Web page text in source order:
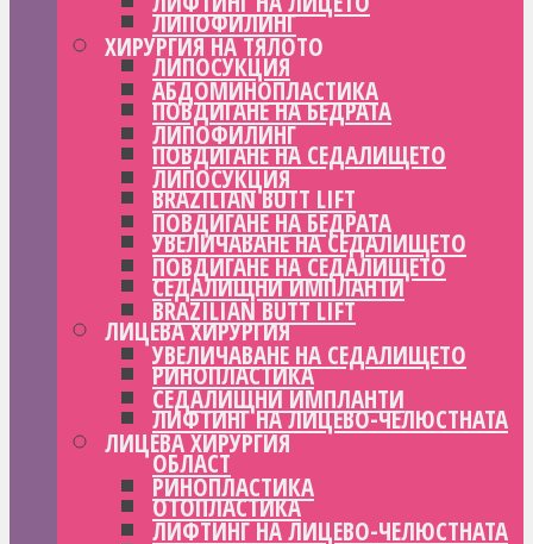
ЛИПОФИЛИНГ
ЛИПОСУКЦИЯ
ПОВДИГАНЕ НА БЕДРАТА
ПОВДИГАНЕ НА СЕДАЛИЩЕТО
BRAZILIAN BUTT LIFT
УВЕЛИЧАВАНЕ НА СЕДАЛИЩЕТО
СЕДАЛИЩНИ ИМПЛАНТИ
ЛИЦЕВА ХИРУРГИЯ
РИНОПЛАСТИКА
ЛИФТИНГ НА ЛИЦЕВО-ЧЕЛЮСТНАТА
ОБЛАСТ
ОТОПЛАСТИКА
ХИРУРГИЯ НА ТЯЛОТО
АБДОМИНОПЛАСТИКА
ЛИПОФИЛИНГ
ЛИПОСУКЦИЯ
ПОВДИГАНЕ НА БЕДРАТА
ПОВДИГАНЕ НА СЕДАЛИЩЕТО
BRAZILIAN BUTT LIFT
УВЕЛИЧАВАНЕ НА СЕДАЛИЩЕТО
СЕДАЛИЩНИ ИМПЛАНТИ
ЛИЦЕВА ХИРУРГИЯ
РИНОПЛАСТИКА
ЛИФТИНГ НА ЛИЦЕВО-ЧЕЛЮСТНАТА